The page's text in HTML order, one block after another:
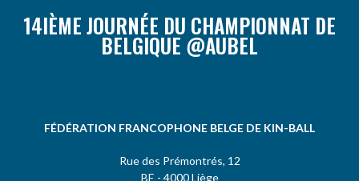
14IÈME JOURNÉE DU CHAMPIONNAT DE
BELGIQUE @AUBEL
FÉDÉRATION FRANCOPHONE BELGE DE KIN-BALL
Rue des Prémontrés, 12
BE - 4000 Liège